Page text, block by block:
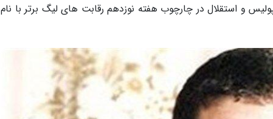
و استقلال در چارچوب هفته نوزدهم رقابت های لیگ برتر با نام